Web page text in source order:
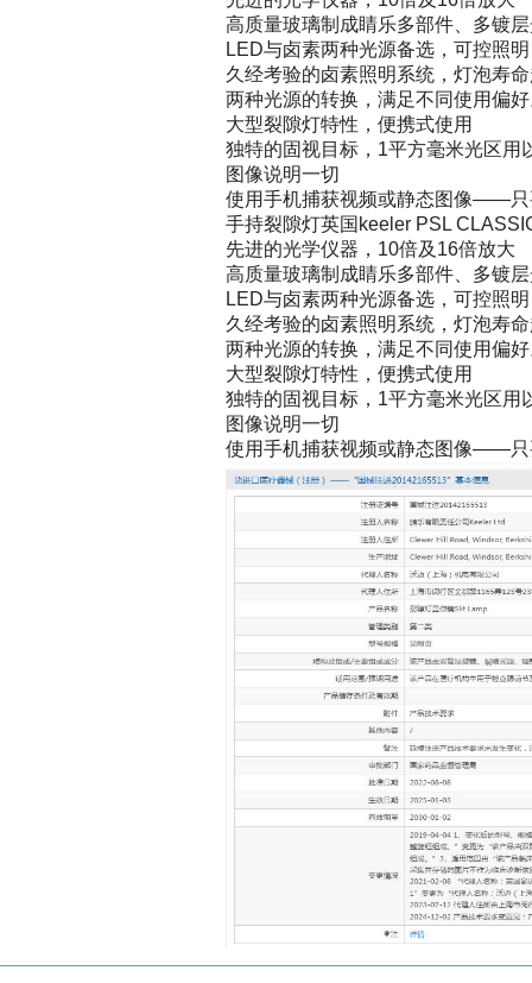
高质量玻璃制成睛乐多部件、多镀
LED与卤素两种光源备选，可控照
久经考验的卤素照明系统，灯泡寿
两种光源的转换，满足不同使用偏
大型裂隙灯特性，便携式使用
独特的固视目标，1平方毫米光区
图像说明一切
使用手机捕获视频或静态图像——只
手持裂隙灯英国keeler PSL
先进的光学仪器，10倍及16倍放大
高质量玻璃制成睛乐多部件、多镀
LED与卤素两种光源备选，可控照
久经考验的卤素照明系统，灯泡寿
两种光源的转换，满足不同使用偏
大型裂隙灯特性，便携式使用
独特的固视目标，1平方毫米光区
图像说明一切
使用手机捕获视频或静态图像——只